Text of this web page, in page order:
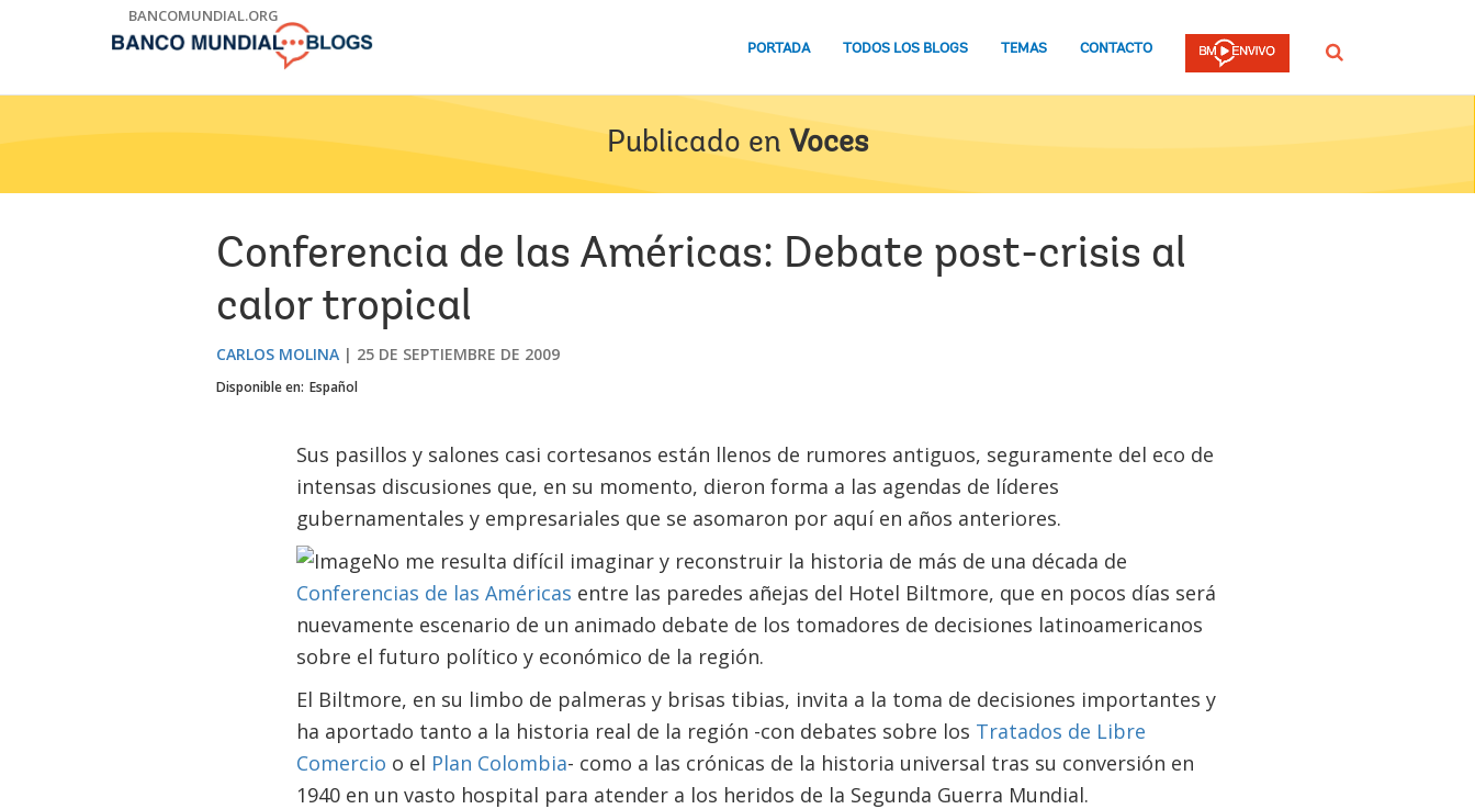
BANCOMUNDIAL.ORG
PORTADA TODOS LOS BLOGS TEMAS CONTACTO Buscar
Publicado en Voces
Conferencia de las Américas: Debate post-crisis al
calor tropical
CARLOS MOLINA 25 DE SEPTIEMBRE DE 2009
Disponible en: Español
Sus pasillos y salones casi cortesanos están llenos de rumores antiguos, seguramente del eco de
intensas discusiones que, en su momento, dieron forma a las agendas de líderes
gubernamentales y empresariales que se asomaron por aquí en años anteriores.
No me resulta difícil imaginar y reconstruir la historia de más de una década de
Conferencias de las Américas entre las paredes añejas del Hotel Biltmore, que en pocos días será
nuevamente escenario de un animado debate de los tomadores de decisiones latinoamericanos
sobre el futuro político y económico de la región.
El Biltmore, en su limbo de palmeras y brisas tibias, invita a la toma de decisiones importantes y
ha aportado tanto a la historia real de la región -con debates sobre los Tratados de Libre
Comercio o el Plan Colombia- como a las crónicas de la historia universal tras su conversión en
1940 en un vasto hospital para atender a los heridos de la Segunda Guerra Mundial.